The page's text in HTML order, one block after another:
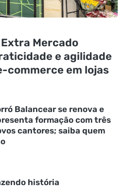
Mercado
e agilidade
commerce em lojas
Balancear se renova e
formação com três
cantores; saiba quem
história